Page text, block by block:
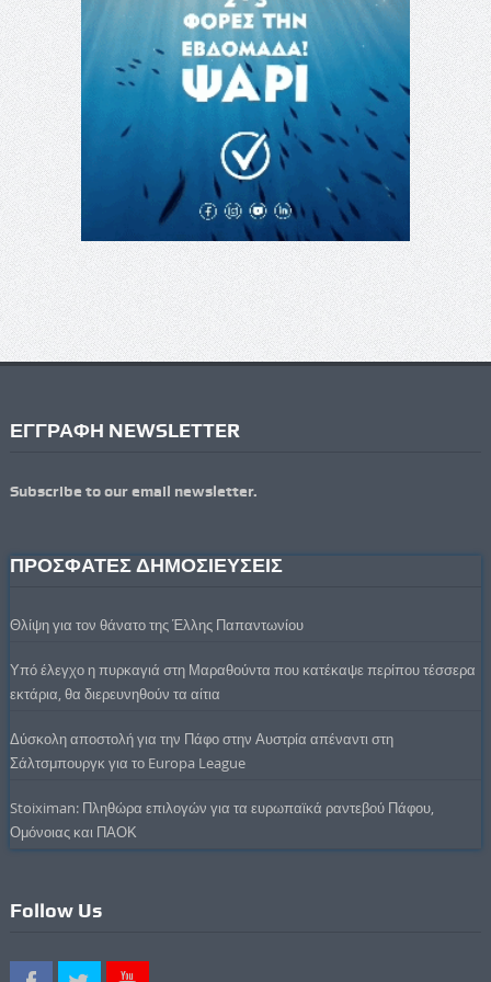
ΕΓΓΡΑΦΗ NEWSLETTER
Subscribe to our email newsletter.
ΠΡΟΣΦΑΤΕΣ ΔΗΜΟΣΙΕΥΣΕΙΣ
Θλίψη για τον θάνατο της Έλλης Παπαντωνίου
Υπό έλεγχο η πυρκαγιά στη Μαραθούντα που κατέκαψε περίπου τέσσερα
εκτάρια, θα διερευνηθούν τα αίτια
Δύσκολη αποστολή για την Πάφο στην Αυστρία απέναντι στη
Σάλτσμπουργκ για το Europa League
Stoiximan: Πληθώρα επιλογών για τα ευρωπαϊκά ραντεβού Πάφου,
Ομόνοιας και ΠΑΟΚ
Follow Us